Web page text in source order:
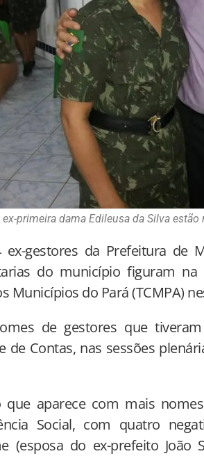
primeira dama Edileusa da Silva
gestores da Prefeitura de
do município figuram
Municípios do Pará (TCMPA)
de gestores que
de Contas, nas sessões
que aparece com mais
Social, com quatro
(esposa do ex-prefeito João